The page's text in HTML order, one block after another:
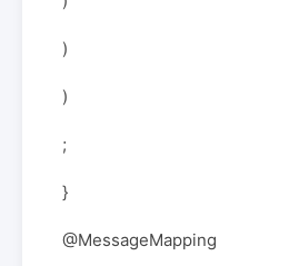
)
)
;
}
@MessageMapping